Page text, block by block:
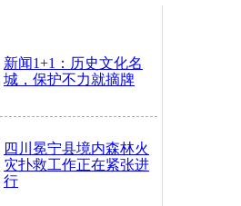
新闻1+1：历史文化名
城，保护不力就摘牌
四川冕宁县境内森林火
灾扑救工作正在紧张进
行